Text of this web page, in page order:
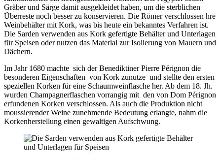
Gräber und Särge damit ausgekleidet haben, um die sterblichen
Überreste noch besser zu konservieren. Die Römer verschlossen hre
Weinbehälter mit Kork, was bis heute ein bekanntes Verfahren ist.
Die Sarden verwenden aus Kork gefertigte Behälter und Unterlagen
für Speisen oder nutzen das Material zur Isolierung von Mauern und
Dächern.
Im Jahr 1680 machte sich der Benediktiner Pierre Pérignon die
besonderen Eigenschaften von Kork zunutze und stellte den ersten
speziellen Korken für eine Schaumweinflasche her. Ab dem 18. Jh.
wurden Champagnerflaschen vorrangig mit den von Dom Pérignon
erfundenen Korken verschlossen. Als auch die Produktion nicht
moussierender Weine zunehmende Bedeutung erlangte, nahm die
Korkenherstellung einen gewaltigen Aufschwung.